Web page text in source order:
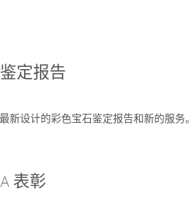
定报告
新设计的彩色宝石鉴定报告和新的服务。
表彰